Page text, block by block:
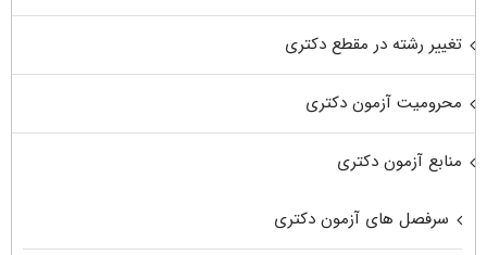
تغییر رشته در مقطع دکتری
محرومیت آزمون دکتری
منابع آزمون دکتری
سرفصل های آزمون دکتری